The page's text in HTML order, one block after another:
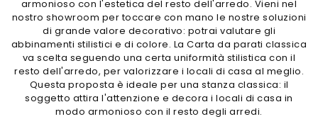
armonioso con l'estetica del resto dell'arredo. Vieni nel
nostro showroom per toccare con mano le nostre soluzioni
di grande valore decorativo: potrai valutare gli
abbinamenti stilistici e di colore. La Carta da parati classica
va scelta seguendo una certa uniformità stilistica con il
resto dell'arredo, per valorizzare i locali di casa al meglio.
Questa proposta è ideale per una stanza classica: il
soggetto attira l'attenzione e decora i locali di casa in
modo armonioso con il resto degli arredi.